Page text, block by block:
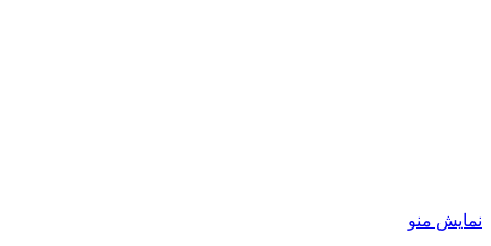
نمایش منو